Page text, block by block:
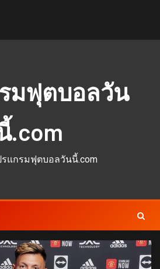
มฟุตบอลวัน
.com
รแกรมฟุตบอลวันนี้.com